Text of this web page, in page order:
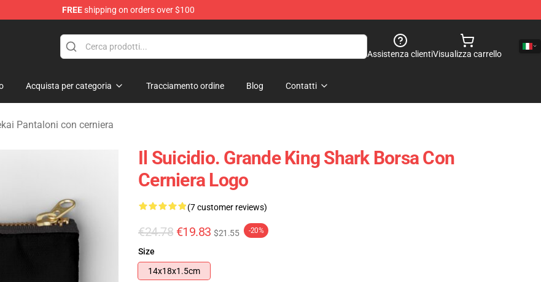
FREEshipping on orders over $100
Assistenza clientiVisualizza carrello
Acquista per categoria Tracciamento ordine Blog Contatti
Pantaloni con cerniera
Il Suicidio. Grande King Shark Borsa Con
Cerniera Logo
(7 customer reviews)
€24.78 €19.83 $21.55 -20%
Size
14x18x1.5cm